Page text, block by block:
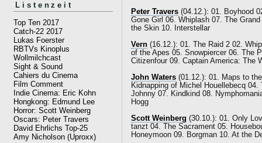
Listenzeit
Top Ten 2017
Catch-22 2017
Lukas Foerster
RBTVs Kinoplus
Wollmilchcast
Sight & Sound
Cahiers du Cinema
Film Comment
Indie Cinema: Eric Kohn
Hongkong: Edmund Lee
Horror: Scott Weinberg
Oscars: Peter Travers
David Ehrlichs Top-25
Amy Nicholson (Uproxx)
Peter Travers (04.12.): 01. Boyhood
Gone Girl 06. Whiplash 07. The
the Skin 10. Interstellar
Vern (16.12.): 01. The Raid 2 02.
of the Apes 05. Snowpiercer 06. The
Citizenfour 09. Captain America: The
John Waters (01.12.): 01. Maps to
Kidnapping of Michel Houellebecq
Johnny 07. Kindkind 08.
Hogg
Scott Weinberg (30.10.): 01. Only
tanzt 04. The Sacrament 05.
Honeymoon 09. Borgman 10. At the